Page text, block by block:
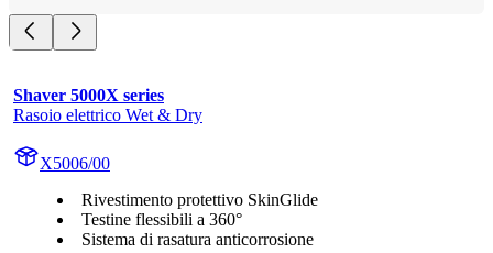
Shaver 5000X series
Rasoio elettrico Wet & Dry
X5006/00
Rivestimento protettivo SkinGlide
Testine flessibili a 360°
Sistema di rasatura anticorrosione